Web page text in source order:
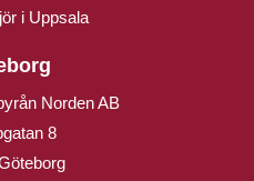
i Uppsala
Norden AB
8